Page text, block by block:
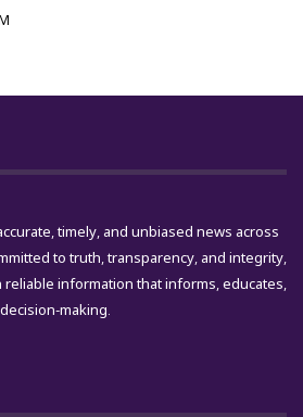
timely, and unbiased news across
to truth, transparency, and integrity,
information that informs, educates,
making.